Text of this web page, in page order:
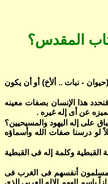
المقدس؟
- نبات .. ألأخ) أو أن يكون
هذا الإنسان بصفات معينه
عن أى إله غيره .
على إله اليهود والمسيحيين؟
لو درسنا صفات الله وأسماؤه
القبطية وكلمة إله فى القبطية
أنفسهم فى الغرب فى
بإسم إلههم الإله العربى الذى